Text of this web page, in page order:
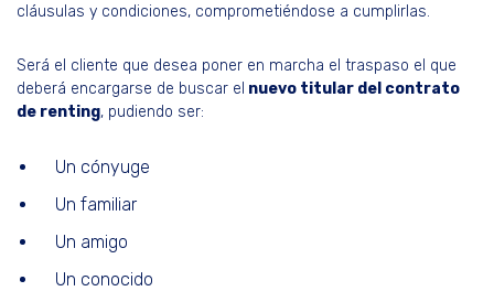
cláusulas y condiciones, comprometiéndose a cumplirlas.
Será el cliente que desea poner en marcha el traspaso el que
deberá encargarse de buscar el nuevo titular del contrato
de renting, pudiendo ser:
Un cónyuge
Un familiar
Un amigo
Un conocido